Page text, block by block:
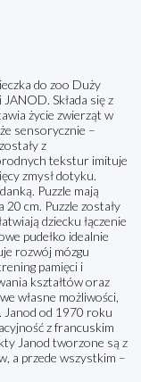
do zoo Duży
Składa się z
życie zwierząt w
sensorycznie –
z
tekstur imituje
zmysł dotyku.
Puzzle mają
cm. Puzzle zostały
dziecku łączenie
pudełko idealnie
rozwój mózgu
pamięci i
kształtów oraz
własne możliwości,
Janod od 1970 roku
z francuskim
Janod tworzone są z
a przede wszystkim –